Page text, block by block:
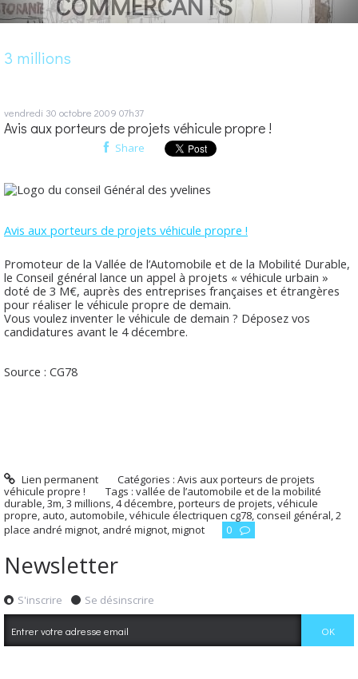
3 millions
vendredi 30 octobre 2009 07h37
Avis aux porteurs de projets véhicule propre !
Share
Avis aux porteurs de projets véhicule propre !
Promoteur de la Vallée de l’Automobile et de la Mobilité Durable,
le Conseil général lance un appel à projets « véhicule urbain »
doté de 3 M€, auprès des entreprises françaises et étrangères
pour réaliser le véhicule propre de demain.
Vous voulez inventer le véhicule de demain ? Déposez vos
candidatures avant le 4 décembre.
Source : CG78
Lien permanent Catégories :Avis aux porteurs de projets
véhicule propre !
Tags : vallée de l’automobile et de la mobilité
durable,3m,3 millions,4 décembre,porteurs de projets,véhicule
propre, auto, automobile,véhicule électriquen cg78,conseil général,2
place andré mignot, andré mignot,mignot 0
Newsletter
S'inscrire Se désinscrire